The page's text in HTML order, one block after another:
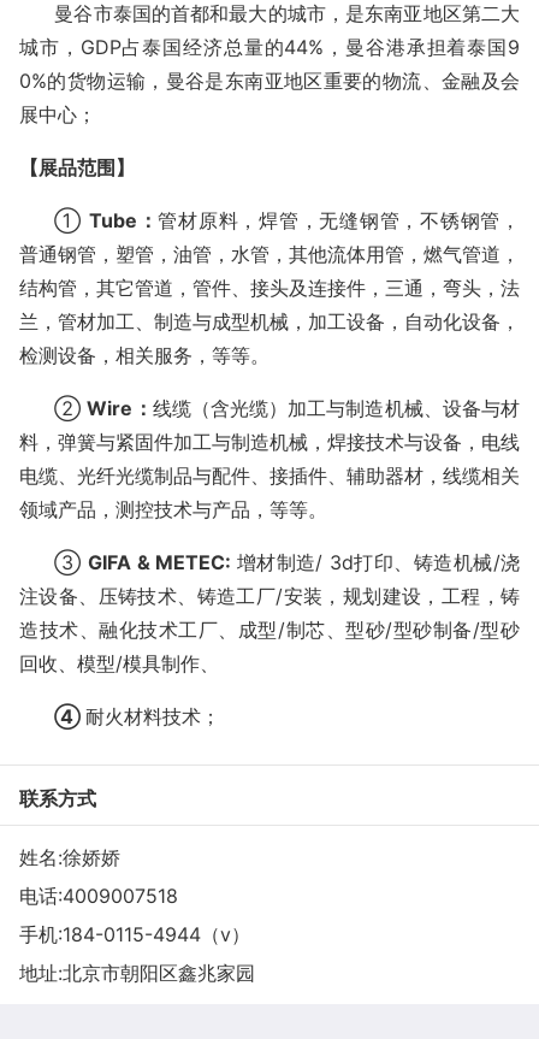
曼谷市泰国的首都和最大的城市，是东南亚地区第二大
城市， GDP占泰国经济总量的44%，曼谷港承担着泰国9
0%的货物运输，曼谷是东南亚地区重要的物流、金融及会
展中心；
【展品范围】
① Tube：管材原料，焊管，无缝钢管，不锈钢管，
普通钢管，塑管，油管，水管，其他流体用管，燃气管道，
结构管，其它管道，管件、接头及连接件，三通，弯头，法
兰，管材加工、制造与成型机械，加工设备，自动化设备，
检测设备，相关服务，等等。
②Wire： 线缆（含光缆）加工与制造机械、设备与材
料，弹簧与紧固件加工与制造机械，焊接技术与设备，电线
电缆、光纤光缆制品与配件、接插件、辅助器材，线缆相关
领域产品，测控技术与产品，等等。
③GIFA & METEC: 增材制造/ 3d打印、 铸造机械/浇
注设备、压铸技术、 铸造工厂/安装，规划建设，工程 ，铸
造技术、融化技术工厂、 成型/制芯、型砂/型砂制备/型砂
回收、模型/模具制作、
④耐火材料技术；
联系方式
姓名:徐娇娇
电话:4009007518
手机:184-0115-4944（v）
地址:北京市朝阳区鑫兆家园